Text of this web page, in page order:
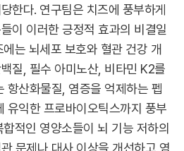
한다. 연구팀은 치즈에 풍부하게
이 이러한 긍정적 효과의 비결일
는 뇌세포 보호와 혈관 건강 개
질, 필수 아미노산, 비타민 K2를
항산화물질, 염증을 억제하는 펩
유익한 프로바이오틱스까지 풍부
적인 영양소들이 뇌 기능 저하의
문제나 대사 이상을 개선하고 염